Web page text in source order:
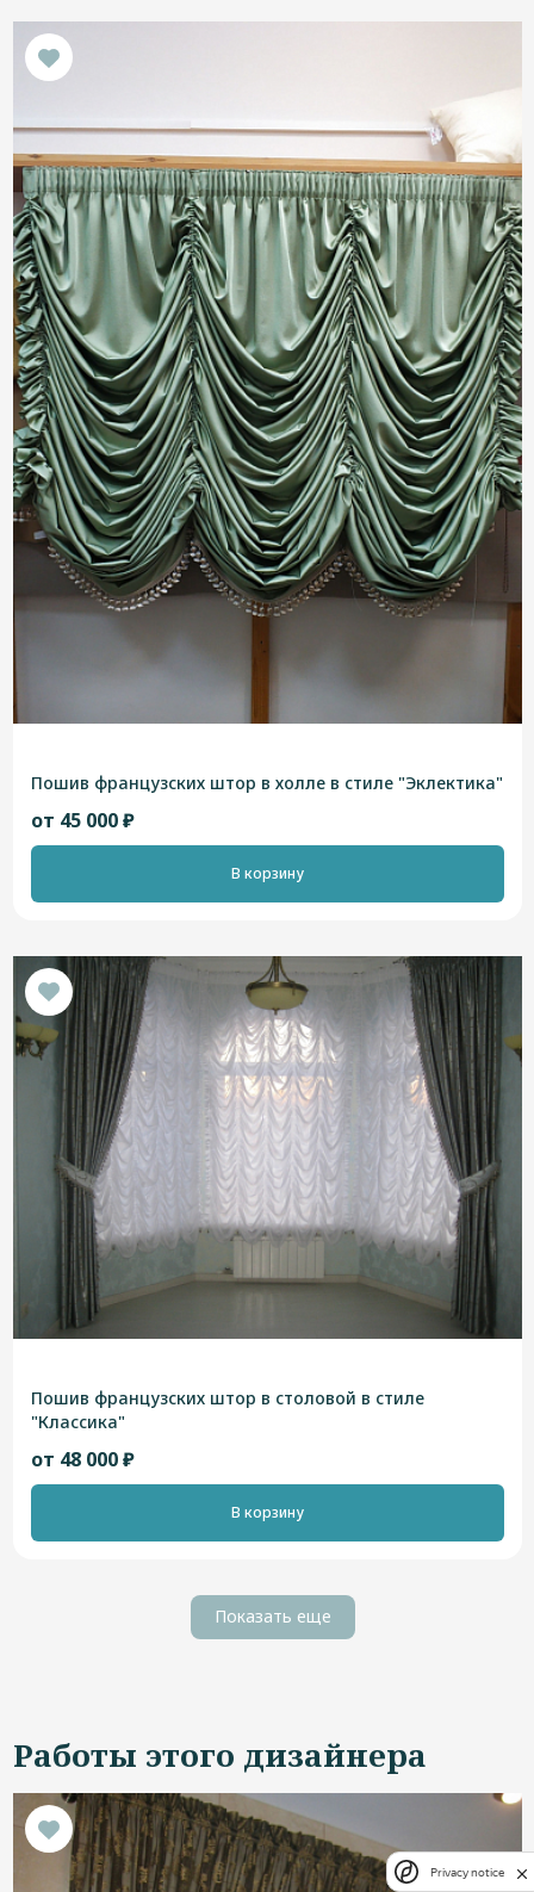
Пошив французских штор в холле в стиле "Эклектика"
от 45 000 ₽
В корзину
Пошив французских штор в столовой в стиле
"Классика"
от 48 000 ₽
В корзину
Показать еще
Работы этого дизайнера
Privacy notice